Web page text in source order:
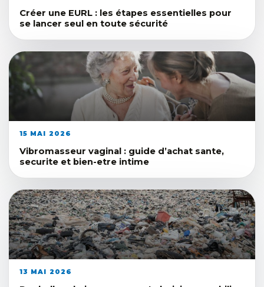
Créer une EURL : les étapes essentielles pour
se lancer seul en toute sécurité
15 MAI 2026
Vibromasseur vaginal : guide d’achat sante,
securite et bien-etre intime
13 MAI 2026